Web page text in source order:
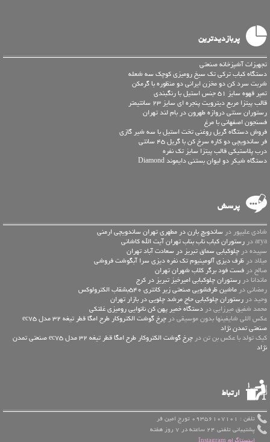
پربازدیدترین
تجهیزات آشپزخانه صنعتی
دستگاه کباب ترکی تک سیخ رومیزی کوچک سه شعله
شربت سرد کن دو مخزن ایرانی دو منظوره با گرمکن
تمپر قهوه سایز 51 جنس استیل با رنگبندی
قالب پیتزا مربع دیترویت پنجره ای سایز 23 سانتیمتر
رستوران سنتی دروازه طهرون در بام لند تهران
فسنجون اصفهانی با مرغ
فروش دستگاه گریل روغنی تخت استیل با سه شیر گازی
فر ساندویچی دو کاره سرخ کن با گریل 45 سانتی
درب پلاستیکی قالب پیتزا سایز تک نفره
دستگاه شیکر دو لیوان بستنی دایموند Diamond
پرسش
شادی علیپور در ساندویچ بارن در مطهری تهران ساندویچی ارمنی
arya در
رستوران کباب ناب بناب تهران آیت الله کاشانی
سپیده در چلوکبابی سماق تبریز در سعادت آباد تهران
میلاد در ظرف دیزی آلومینیوم تک نفره دیزی سرا آبگوشت فروشی
صالح در فست فود برگر کلاب شهران تهران
ماندانا در رستوران چلوکبابی امیرخیز تبریز در کرج
رمضانی در ماشین ظرفشویی صنعتی زیر کانتری 540بشقاب الکترولوکس
وحید در رستوران چلوکبابی حاج مرشد چلویی در بازار تهران
محمد شفیق میرزایی در دستگاه خمیر پهن کن نانوایی رومیزی غلتکی
عكس اللي شايفينها بدون موسيقى در
چرخ گوشت الکتروکار طرح امگا قطر تیغه 32 مدل ec75
صنعتی تمدن نژاد
کیک تولد با عکس بن تن در
چرخ گوشت الکتروکار طرح امگا قطر تیغه 32 مدل ec75 صنعتی تمدن
نژاد
ارتباط
تلفن : 09356107101 تورج امین فر
پشتیبانی تلفنی 24 ساعته در 7 روز هفته